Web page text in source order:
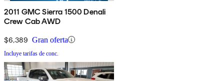
2011 GMC Sierra 1500 Denali
Crew Cab AWD
$6,389 Gran oferta
Incluye tarifas de conc.